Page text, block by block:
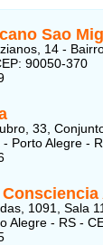
Sao
14 -
90050-370
33,
Porto Alegre -
1091, Sala
Alegre - RS -